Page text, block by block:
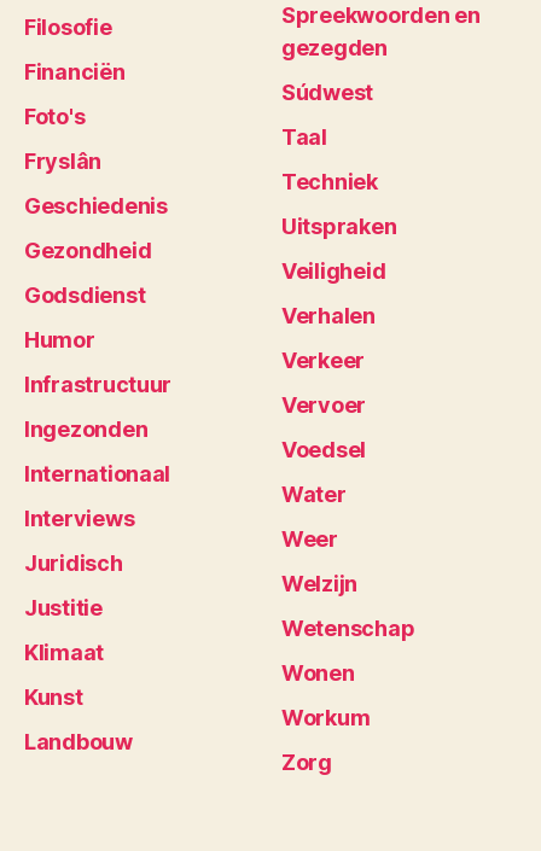
Filosofie
Financiën
Foto's
Fryslân
Geschiedenis
Gezondheid
Godsdienst
Humor
Infrastructuur
Ingezonden
Internationaal
Interviews
Juridisch
Justitie
Klimaat
Kunst
Landbouw
Spreekwoorden en
gezegden
Súdwest
Taal
Techniek
Uitspraken
Veiligheid
Verhalen
Verkeer
Vervoer
Voedsel
Water
Weer
Welzijn
Wetenschap
Wonen
Workum
Zorg